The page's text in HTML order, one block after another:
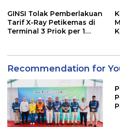
GINSI Tolak Pemberlakuan
Tarif X-Ray Petikemas di
Terminal 3 Priok per 1
Recommendation for